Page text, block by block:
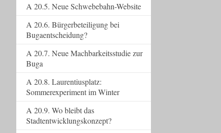
A 20.5. Neue Schwebebahn-Website
A 20.6. Bürgerbeteiligung bei
Bugaentscheidung?
A 20.7. Neue Machbarkeitsstudie zur
Buga
A 20.8. Laurentiusplatz:
Sommerexperiment im Winter
A 20.9. Wo bleibt das
Stadtentwicklungskonzept?